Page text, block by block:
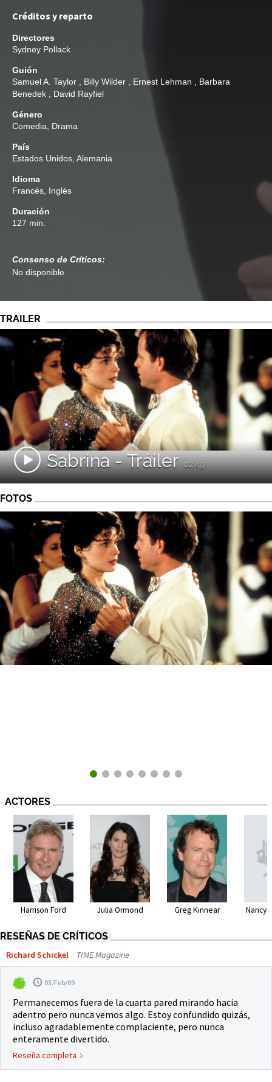
Créditos y reparto
Directores
Sydney Pollack
Guión
Samuel A. Taylor
Billy Wilder Ernest Lehman
Barbara
Benedek
David Rayfiel
Género
Comedia
Drama
País
Estados Unidos, Alemania
Idioma
Francés, Inglés
Duración
127 min.
Consenso de Críticos:
No disponible.
TRAILER
Sabrina - Tráiler02:49
FOTOS
ACTORES
Harrison Ford Julia Ormond Greg Kinnear Nancy
RESEÑAS DE CRÍTICOS
Richard Schickel TIME Magazine
03/Feb/09
Permanecemos fuera de la cuarta pared mirando hacia
adentro pero nunca vemos algo. Estoy confundido quizás,
incluso agradablemente complaciente, pero nunca
enteramente divertido.
Reseña completa